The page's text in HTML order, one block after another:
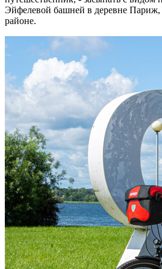
Эйфелевой башней в деревне Париж,
районе.